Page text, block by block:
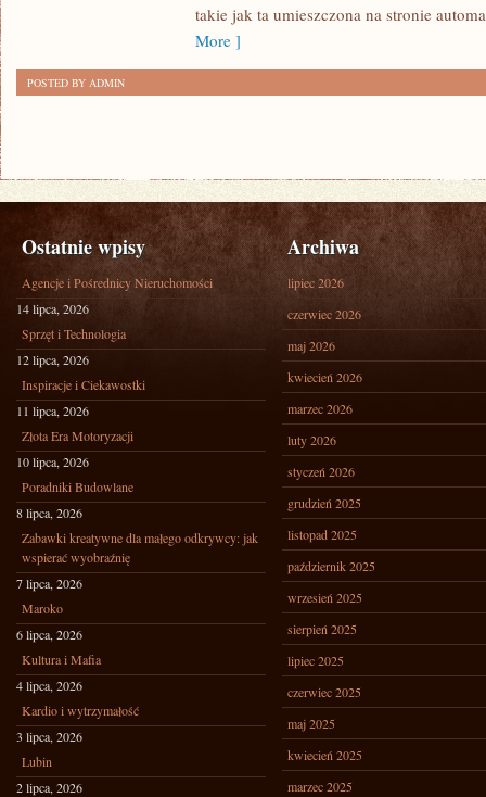
SWOJĄ
takie jak ta umieszczona na stronie
More ]
POSTED BY ADMIN
Ostatnie wpisy
Agencje i Pośrednicy Nieruchomości
14 lipca, 2026
Sprzęt i Technologia
12 lipca, 2026
Inspiracje i Ciekawostki
11 lipca, 2026
Złota Era Motoryzacji
10 lipca, 2026
Poradniki Budowlane
8 lipca, 2026
Zabawki kreatywne dla małego odkrywcy: jak
wspierać wyobraźnię
7 lipca, 2026
Maroko
6 lipca, 2026
Kultura i Mafia
4 lipca, 2026
Kardio i wytrzymałość
3 lipca, 2026
Lubin
2 lipca, 2026
Archiwa
lipiec 2026
czerwiec 2026
maj 2026
kwiecień 2026
marzec 2026
luty 2026
styczeń 2026
grudzień 2025
listopad 2025
październik 2025
wrzesień 2025
sierpień 2025
lipiec 2025
czerwiec 2025
maj 2025
kwiecień 2025
marzec 2025